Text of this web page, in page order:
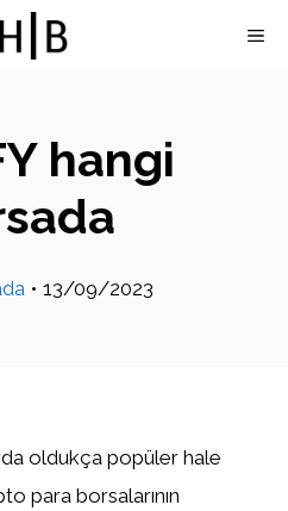
hangi
• 13/09/2023
oldukça popüler hale
para borsalarının